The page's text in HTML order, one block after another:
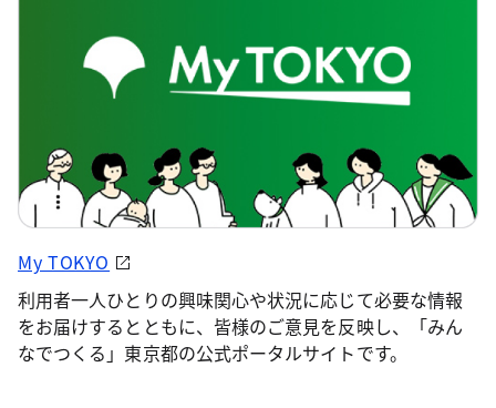
My TOKYO
利用者一人ひとりの興味関心や状況に応じて必要な情報
をお届けするとともに、皆様のご意見を反映し、「みん
なでつくる」東京都の公式ポータルサイトです。